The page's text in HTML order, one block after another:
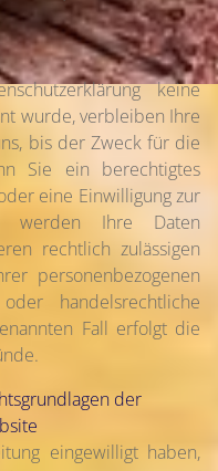
keine
wurde, verbleiben Ihre
bis der Zweck für die
Sie ein berechtigtes
eine Einwilligung zur
werden Ihre Daten
rechtlich zulässigen
personenbezogenen
handelsrechtliche
Fall erfolgt die
der
eingewilligt haben,